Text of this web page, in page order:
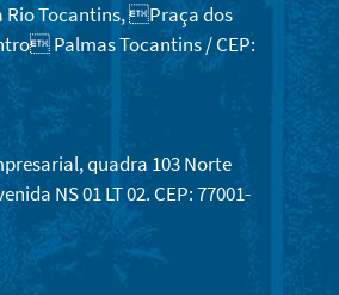
Rio Tocantins, Praça dos
Palmas Tocantins / CEP:
quadra 103 Norte
NS 01 LT 02. CEP: 77001-